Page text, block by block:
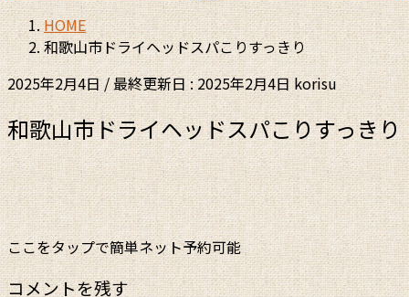
HOME
和歌山市ドライヘッドスパこりすっきり
2025年2月4日/ 最終更新日 :2025年2月4日 korisu
和歌山市ドライヘッドスパこりすっきり
ここをタップで簡単ネット予約可能
コメントを残す